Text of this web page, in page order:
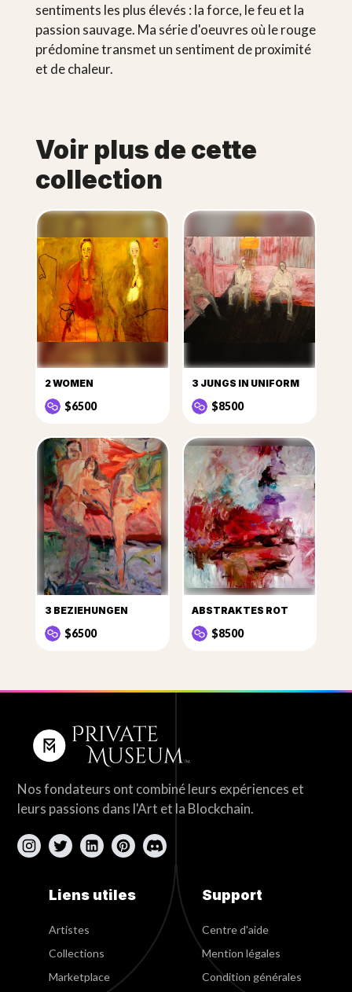
sentiments les plus élevés : la force, le feu et la
passion sauvage. Ma série d'oeuvres où le rouge
prédomine transmet un sentiment de proximité
et de chaleur.
Voir plus de cette
collection
2 WOMEN
$6500
3 JUNGS IN UNIFORM
$8500
3 BEZIEHUNGEN
$6500
ABSTRAKTES ROT
$8500
Nos fondateurs ont combiné leurs expériences et
leurs passions dans l'Art et la Blockchain.
Liens utiles
Artistes
Collections
Marketplace
Support
Centre d'aide
Mention légales
Condition générales